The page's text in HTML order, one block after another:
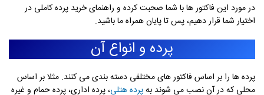
در مورد این فاکتور ها با شما صحبت کرده و راهنمای خرید پرده کاملی در
اختیار شما قرار دهیم، پس تا پایان همراه ما باشید.
پرده و انواع آن
پرده ها را بر اساس فاکتور های مختلفی دسته بندی می کنند. مثلا بر اساس
محلی که در آن نصب می شوند بهپرده هتلی، پرده اداری، پرده حمام و غیره